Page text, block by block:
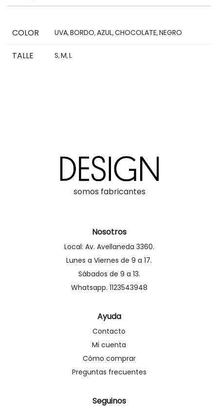
COLOR UVA,BORDO,AZUL,CHOCOLATE,NEGRO
TALLE S,M,L
somos fabricantes
Nosotros
Local: Av. Avellaneda 3360.
Lunes a Viernes de 9 a 17.
Sábados de 9 a 13.
Whatsapp. 1123543948
Ayuda
Contacto
Mi cuenta
Cómo comprar
Preguntas frecuentes
Seguinos